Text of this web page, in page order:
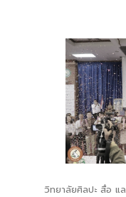
วิทยาลัยศิลปะ สื่อ และเท